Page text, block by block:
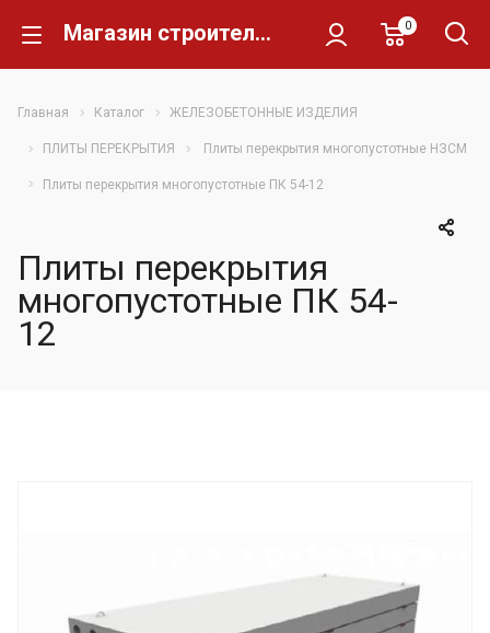
Магазин строительных материалов Склад Кирпича 0
Главная Каталог ЖЕЛЕЗОБЕТОННЫЕ ИЗДЕЛИЯ
ПЛИТЫ ПЕРЕКРЫТИЯ Плиты перекрытия многопустотные НЗСМ
Плиты перекрытия многопустотные ПК 54-12
Плиты перекрытия
многопустотные ПК 54-
12